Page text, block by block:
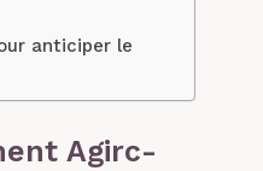
anticiper le
Agirc-